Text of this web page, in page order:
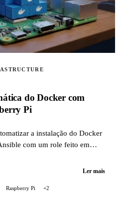
do Docker com
Pi
a instalação do Docker
com um role feito em
Ler mais
Raspberry Pi +2